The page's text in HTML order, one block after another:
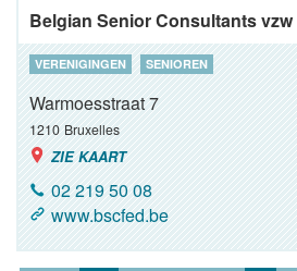
Belgian Senior Consultants vzw
VERENIGINGEN SENIOREN
Warmoesstraat 7
1210 Bruxelles
ZIE KAART
02 219 50 08
www.bscfed.be